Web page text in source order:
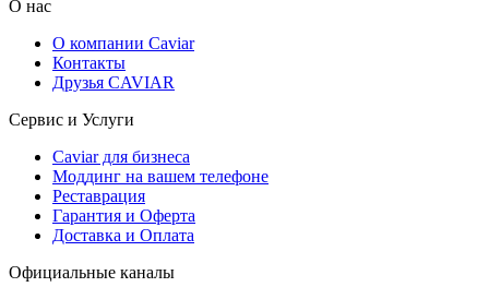
О нас
О компании Caviar
Контакты
Друзья CAVIAR
Сервис и Услуги
Caviar для бизнеса
Моддинг на вашем телефоне
Реставрация
Гарантия и Оферта
Доставка и Оплата
Официальные каналы